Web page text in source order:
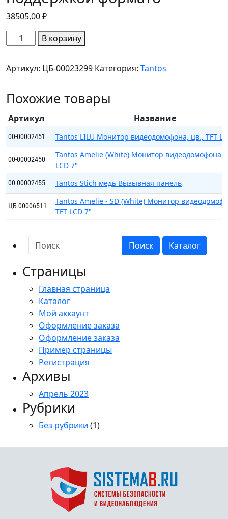
38505,00₽
Количество
товара
Marilyn
Wi-
IPS
(white)
VZ
Монитор
цветного
видеодомофона
7
дюймов,
формато
В корзину
Артикул: ЦБ-00023299 Категория: Tantos
Похожие товары
Артикул Название
00-00002451 Tantos LILU Монитор видеодомофона, цв., TFT
00-00002450
Tantos Amelie (White) Монитор видеодомофона,
LCD 7"
00-00002455 Tantos Stich медь Вызывная панель
ЦБ-00006511
Tantos Amelie - SD (White) Монитор
TFT LCD 7"
Поиск Каталог
Страницы
Главная страница
Каталог
Мой аккаунт
Оформление заказа
Оформление заказа
Пример страницы
Регистрация
Архивы
Апрель 2023
Рубрики
Без рубрики (1)